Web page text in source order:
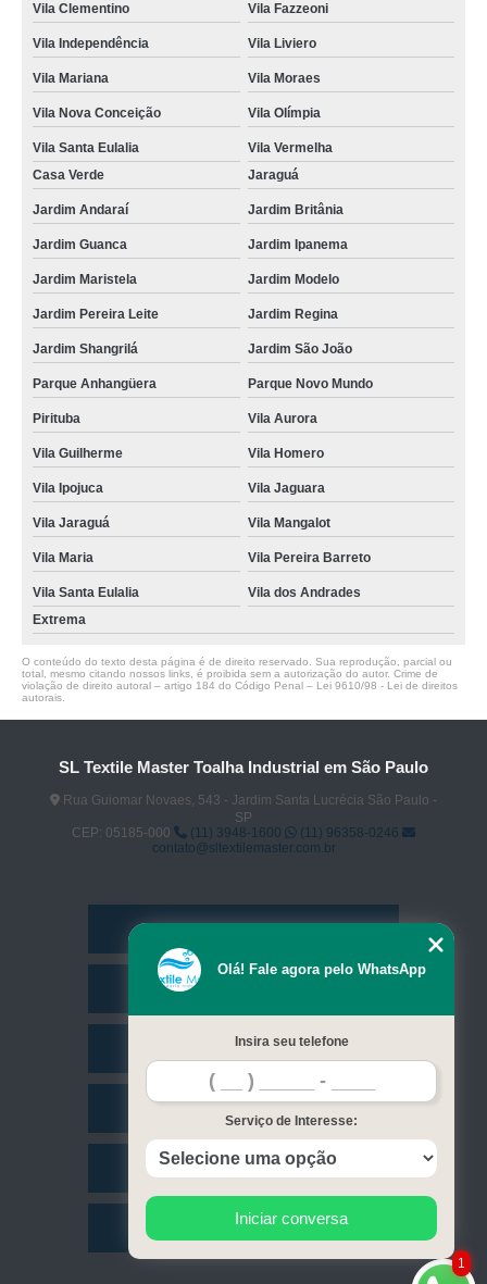
Vila Clementino Vila Fazzeoni
Vila Independência Vila Liviero
Vila Mariana Vila Moraes
Vila Nova Conceição Vila Olímpia
Vila Santa Eulalia
Vila Vermelha
Casa Verde
Jaraguá
Jardim Andaraí Jardim Britânia
Jardim Guanca Jardim Ipanema
Jardim Maristela Jardim Modelo
Jardim Pereira Leite Jardim Regina
Jardim Shangrilá Jardim São João
Parque Anhangüera Parque Novo Mundo
Pirituba Vila Aurora
Vila Guilherme Vila Homero
Vila Ipojuca Vila Jaguara
Vila Jaraguá Vila Mangalot
Vila Maria Vila Pereira Barreto
Vila Santa Eulalia
Vila dos Andrades
Extrema
O conteúdo do texto desta página é de direito reservado. Sua reprodução, parcial ou
total, mesmo citando nossos links, é proibida sem a autorização do autor. Crime de
violação de direito autoral – artigo 184 do Código Penal – Lei 9610/98 - Lei de direitos
autorais
SL Textile Master Toalha Industrial em São Paulo
Rua Guiomar Novaes, 543 - Jardim Santa Lucrécia São Paulo -
SP
CEP: 05185-000
(11) 3948-1600
(11) 96358-0246
contato@sltextilemaster.com.br
Missão
Contato
Mapa do site
1
Olá! Fale agora pelo WhatsApp
Insira seu telefone
Serviço de Interesse:
Iniciar conversa